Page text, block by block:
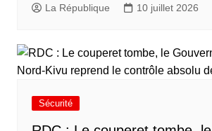
La République 10 juillet 2026
Sécurité